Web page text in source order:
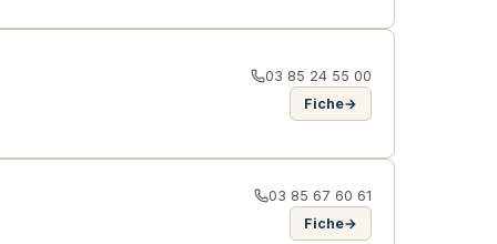
03 85 24 55 00
Fiche→
03 85 67 60 61
Fiche→